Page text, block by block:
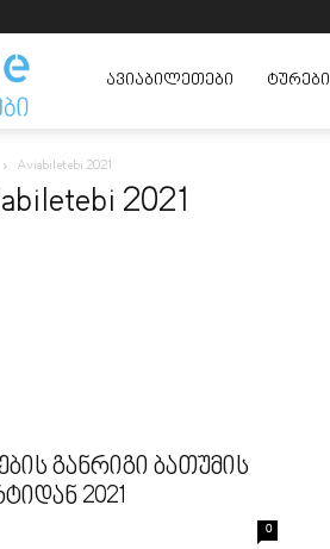
ავიაბილეთები
ყველაზე
ᲐᲕᲘᲐᲑᲘᲚᲔᲗᲔᲑᲘ ᲢᲣᲠᲔᲑᲘ
Aviabiletebi 2021
2021
განრიგი ბათუმის
2021
0